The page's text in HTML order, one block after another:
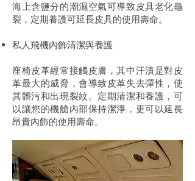
海上含鹽分的潮濕空氣可導致皮具老化龜
裂，定期養護可延長皮具的使用壽命。
私人飛機內飾清潔與養護
座椅皮革經常接觸皮膚，其中汗漬是對皮
革最大的威脅，會導致皮革失去彈性，使
其髒污和出現裂紋。定期清潔和養護，可
以讓您的機艙內部保持潔淨，更可以延長
昂貴內飾的使用壽命。